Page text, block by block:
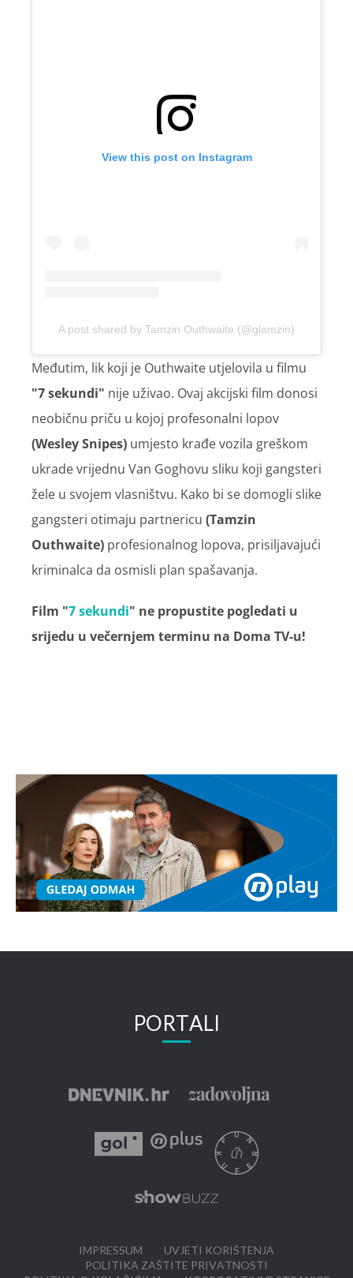
View this post on Instagram
A post shared by Tamzin Outhwaite (@glamzin)
Međutim, lik koji je Outhwaite utjelovila u filmu
"7 sekundi" nije uživao. Ovaj akcijski film donosi
neobičnu priču u kojoj profesonalni lopov
(Wesley Snipes) umjesto krađe vozila greškom
ukrade vrijednu Van Goghovu sliku koji gangsteri
žele u svojem vlasništvu. Kako bi se domogli slike
gangsteri otimaju partnericu (Tamzin
Outhwaite) profesionalnog lopova, prisiljavajući
kriminalca da osmisli plan spašavanja.
Film "7 sekundi" ne propustite pogledati u
srijedu u večernjem terminu na Doma TV-u!
PORTALI
IMPRESSUM
UVJETI KORIŠTENJA
POLITIKA ZAŠTITE PRIVATNOSTI